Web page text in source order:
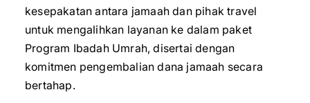
kesepakatan antara jamaah dan pihak travel
untuk mengalihkan layanan ke dalam paket
Program Ibadah Umrah, disertai dengan
komitmen pengembalian dana jamaah secara
bertahap.